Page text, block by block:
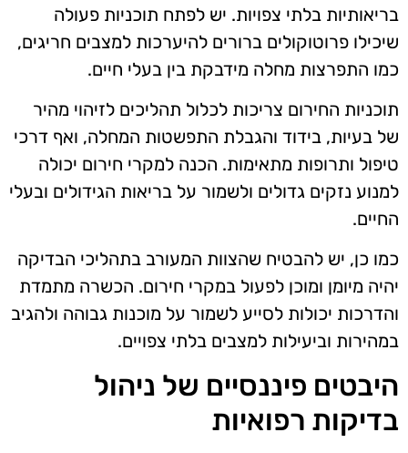
בריאותיות בלתי צפויות. יש לפתח תוכניות פעולה
שיכילו פרוטוקולים ברורים להיערכות למצבים חריגים,
כמו התפרצות מחלה מידבקת בין בעלי חיים.
תוכניות החירום צריכות לכלול תהליכים לזיהוי מהיר
של בעיות, בידוד והגבלת התפשטות המחלה, ואף דרכי
טיפול ותרופות מתאימות. הכנה למקרי חירום יכולה
למנוע נזקים גדולים ולשמור על בריאות הגידולים ובעלי
החיים.
כמו כן, יש להבטיח שהצוות המעורב בתהליכי הבדיקה
יהיה מיומן ומוכן לפעול במקרי חירום. הכשרה מתמדת
והדרכות יכולות לסייע לשמור על מוכנות גבוהה ולהגיב
במהירות וביעילות למצבים בלתי צפויים.
היבטים פיננסיים של ניהול
בדיקות רפואיות